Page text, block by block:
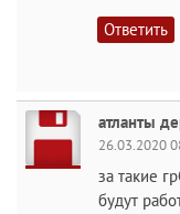
Ответить
атланты
26.03.2020
за такие
будут